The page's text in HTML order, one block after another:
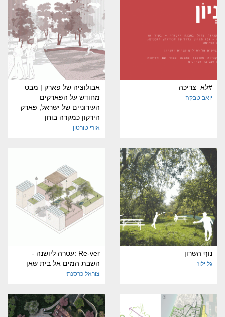
#לא_צריכה
יואב טבקה
אבולוציה של פארק | מבט
מחודש על הפארקים
העירוניים של ישראל, פארק
הירקון כמקרה בוחן
אורי טורטון
נוף השרון
גל ילוז
Re-ver :עטרה ליושנה -
השבת המים אל בית שאן
צוראל כרסנתי